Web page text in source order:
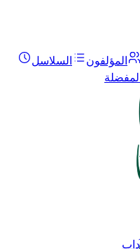
المؤلفون
السلاسل